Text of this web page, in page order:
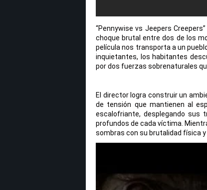
“Pennywise vs Jeepers
choque brutal entre dos de los
película nos transporta a un
inquietantes, los habitantes
por dos fuerzas sobrenaturales
El director logra construir un
de tensión que mantienen al
escalofriante, desplegando sus
profundos de cada víctima.
sombras con su brutalidad física